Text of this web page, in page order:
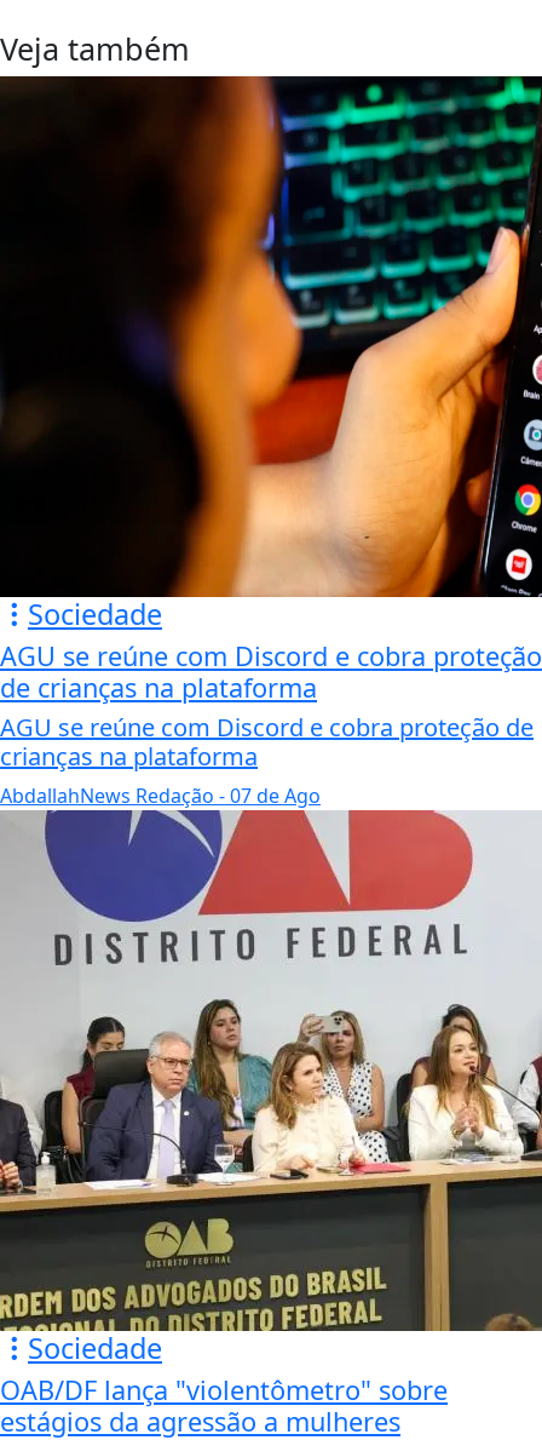
Veja também
Sociedade
AGU se reúne com Discord e cobra proteção
de crianças na plataforma
AGU se reúne com Discord e cobra proteção de
crianças na plataforma
AbdallahNews Redação - 07 de Ago
Sociedade
OAB/DF lança "violentômetro" sobre
estágios da agressão a mulheres